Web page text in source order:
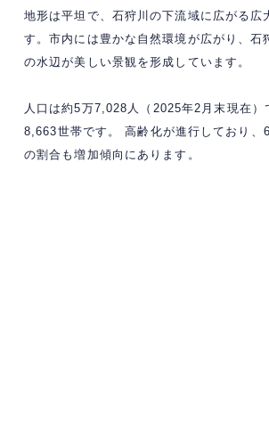
地形は平坦で、石狩川の下流域に広がる広
す。​市内には豊かな自然環境が広がり、石
の水辺が美しい景観を形成しています。
人口は約5万7,028人（2025年2月末現在）
8,663世帯です。 ​高齢化が進行しており、
の割合も増加傾向にあります。